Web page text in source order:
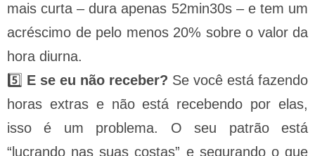
mais curta – dura apenas 52min30s – e tem um
acréscimo de pelo menos 20% sobre o valor da
hora diurna.
5️⃣ E se eu não receber? Se você está fazendo
horas extras e não está recebendo por elas,
isso é um problema. O seu patrão está
“lucrando nas suas costas” e segurando o que